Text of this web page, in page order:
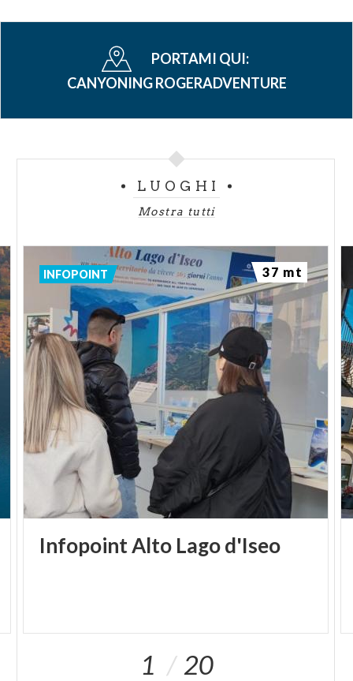
PORTAMI QUI:
CANYONING ROGERADVENTURE
LUOGHI
Mostra tutti
InfopointAlto Lagod'Iseo
INFOPOINT 37 mt
1 20